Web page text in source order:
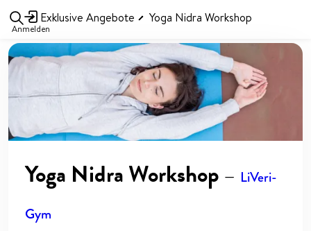
Anmelden
Exklusive Angebote Yoga Nidra Workshop
Yoga Nidra Workshop — LiVeri-
Gym